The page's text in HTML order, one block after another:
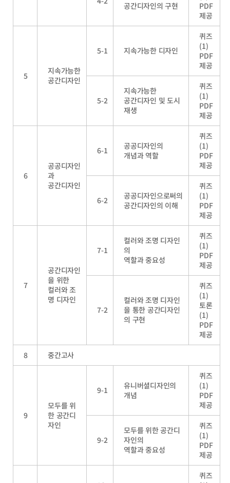
공간디자인의 구현
PDF
제공
5
지속가능한
공간디자인
5-1 지속가능한 디자인
퀴즈
(1)
PDF
제공
5-2
지속가능한
공간디자인 및 도시
재생
퀴즈
(1)
PDF
제공
6
공공디자인
과
공간디자인
6-1
공공디자인의
개념과 역할
퀴즈
(1)
PDF
제공
6-2
공공디자인으로써의
공간디자인의 이해
퀴즈
(1)
PDF
제공
7
공간디자인
을 위한
컬러와 조
명 디자인
7-1
컬러와 조명 디자인
의
역할과 중요성
퀴즈
(1)
PDF
제공
7-2
컬러와 조명 디자인
을 통한 공간디자인
의 구현
퀴즈
(1)
토론
(1)
PDF
제공
8
중간고사
9
모두를 위
한 공간디
자인
9-1
유니버셜디자인의
개념
퀴즈
(1)
PDF
제공
9-2
모두를 위한 공간디
자인의
역할과 중요성
퀴즈
(1)
PDF
제공
퀴즈